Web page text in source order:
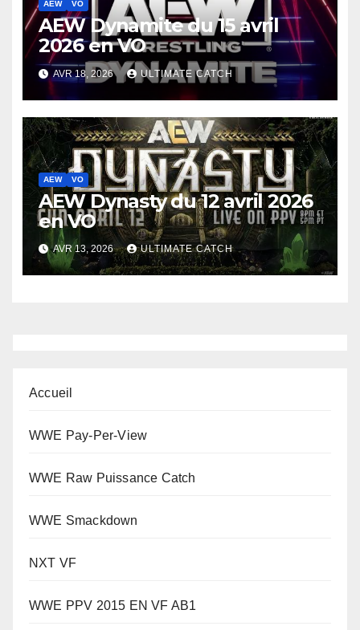
AEW VO
AEW Dynamite du 15 avril
2026 en VO
AVR 18, 2026 ULTIMATE CATCH
AEW VO
AEW Dynasty du 12 avril 2026
en VO
AVR 13, 2026 ULTIMATE CATCH
Accueil
WWE Pay-Per-View
WWE Raw Puissance Catch
WWE Smackdown
NXT VF
WWE PPV 2015 EN VF AB1